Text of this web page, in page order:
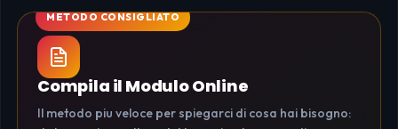
Compila il Modulo Online
Il metodo piu veloce per spiegarci di cosa hai bisogno: